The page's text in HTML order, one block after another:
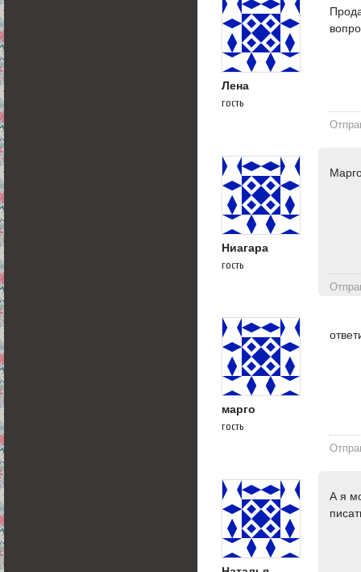
Лена
гость
Ниагара
гость
марго
гость
А я